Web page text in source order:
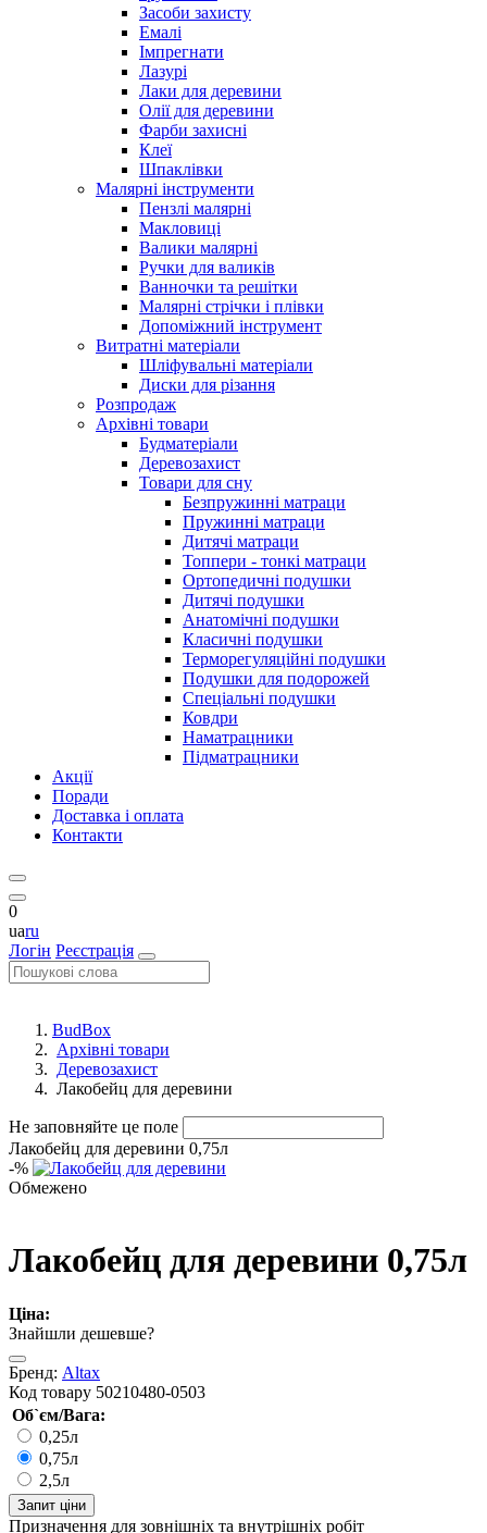
Засоби захисту
Емалі
Імпрегнати
Лазурі
Лаки для деревини
Олії для деревини
Фарби захисні
Клеї
Шпаклівки
Малярні інструменти
Пензлі малярні
Макловиці
Валики малярні
Ручки для валиків
Ванночки та решітки
Малярні стрічки і плівки
Допоміжний інструмент
Витратні матеріали
Шліфувальні матеріали
Диски для різання
Розпродаж
Архівні товари
Будматеріали
Деревозахист
Товари для сну
Безпружинні матраци
Пружинні матраци
Дитячі матраци
Топпери - тонкі матраци
Ортопедичні подушки
Дитячі подушки
Анатомічні подушки
Класичні подушки
Терморегуляційні подушки
Подушки для подорожей
Спеціальні подушки
Ковдри
Наматрацники
Підматрацники
Акції
Поради
Доставка і оплата
Контакти
0
uaru
Логін Реєстрація
BudBox
Архівні товари
Деревозахист
Лакобейц для деревини
Не заповняйте це поле
Лакобейц для деревини 0,75л
-%
Обмежено
Лакобейц для деревини 0,75л
Ціна:
Знайшли дешевше?
Бренд: Altax
Код товару 50210480-0503
Об`єм/Вага:
0,25л
0,75л
2,5л
Запит ціни
Призначення для зовнішніх та внутрішніх робіт